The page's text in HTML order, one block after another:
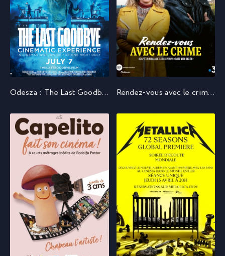
Odesza : The Last Goodbye Cinematic Experience (2023) Rendez-vous avec le crime (2022)